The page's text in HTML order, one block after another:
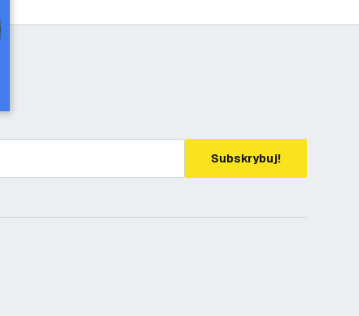
Subskrybuj!